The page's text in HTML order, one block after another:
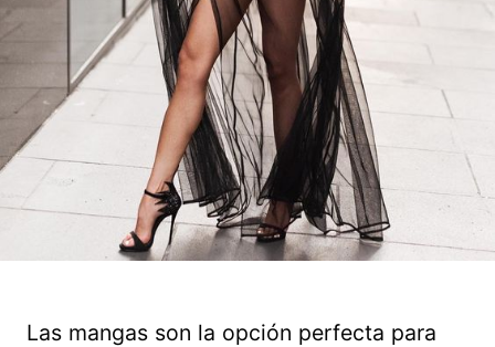
Las mangas son la opción perfecta para